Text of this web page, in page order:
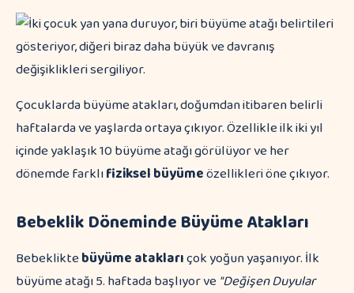
Çocuklarda büyüme atakları, doğumdan itibaren belirli
haftalarda ve yaşlarda ortaya çıkıyor. Özellikle ilk iki yıl
içinde yaklaşık 10 büyüme atağı görülüyor ve her
dönemde farklıfiziksel büyümeözellikleri öne çıkıyor.
Bebeklik Döneminde Büyüme Atakları
Bebekliktebüyüme ataklarıçok yoğun yaşanıyor. İlk
büyüme atağı 5. haftada başlıyor ve"Değişen Duyular